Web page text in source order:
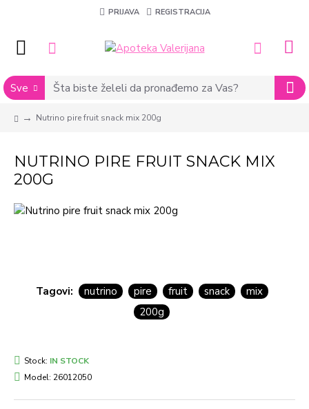
PRIJAVA REGISTRACIJA
Sve
Nutrino pire fruit snack mix 200g
NUTRINO PIRE FRUIT SNACK MIX
200G
Tagovi: nutrino pire fruit snack
mix
200g
Stock: IN STOCK
Model: 26012050